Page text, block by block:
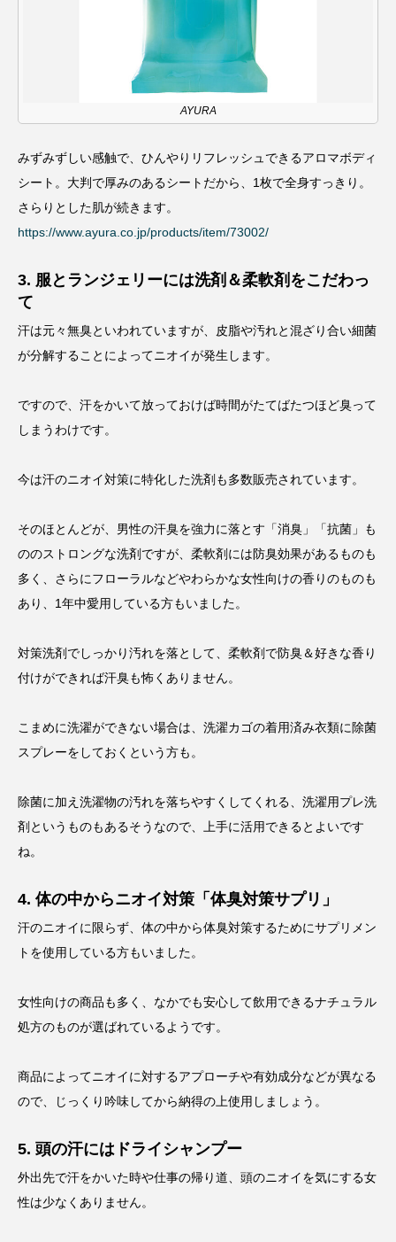
AYURA
みずみずしい感触で、ひんやりリフレッシュできるアロマボディ
シート。大判で厚みのあるシートだから、1枚で全身すっきり。
さらりとした肌が続きます。
https://www.ayura.co.jp/products/item/73002/
3. 服とランジェリーには洗剤＆柔軟剤をこだわっ
て
汗は元々無臭といわれていますが、皮脂や汚れと混ざり合い細菌
が分解することによってニオイが発生します。
ですので、汗をかいて放っておけば時間がたてばたつほど臭って
しまうわけです。
今は汗のニオイ対策に特化した洗剤も多数販売されています。
そのほとんどが、男性の汗臭を強力に落とす「消臭」「抗菌」も
ののストロングな洗剤ですが、柔軟剤には防臭効果があるものも
多く、さらにフローラルなどやわらかな女性向けの香りのものも
あり、1年中愛用している方もいました。
対策洗剤でしっかり汚れを落として、柔軟剤で防臭＆好きな香り
付けができれば汗臭も怖くありません。
こまめに洗濯ができない場合は、洗濯カゴの着用済み衣類に除菌
スプレーをしておくという方も。
除菌に加え洗濯物の汚れを落ちやすくしてくれる、洗濯用プレ洗
剤というものもあるそうなので、上手に活用できるとよいです
ね。
4. 体の中からニオイ対策「体臭対策サプリ」
汗のニオイに限らず、体の中から体臭対策するためにサプリメン
トを使用している方もいました。
女性向けの商品も多く、なかでも安心して飲用できるナチュラル
処方のものが選ばれているようです。
商品によってニオイに対するアプローチや有効成分などが異なる
ので、じっくり吟味してから納得の上使用しましょう。
5. 頭の汗にはドライシャンプー
外出先で汗をかいた時や仕事の帰り道、頭のニオイを気にする女
性は少なくありません。